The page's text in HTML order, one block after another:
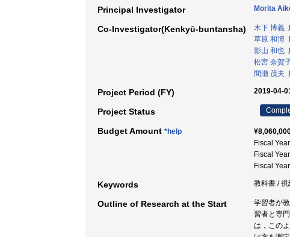
Principal Investigator Morita
Co-Investigator(Kenkyū-buntansha) 木下 博義
草原 和博
影山 和也
松宮 奈賀
間瀬 茂夫
Project Period (FY) 2019-04-
Project Status
Budget Amount *help
Fiscal
Fiscal
Fiscal
Keywords 教科書 /
Outline of Research at the Start
学習者が
習者と専
は，この